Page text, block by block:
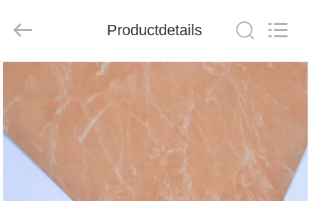
HUIS
PRODUCTEN
OVER
Co.,
Reserved.
Productdetails